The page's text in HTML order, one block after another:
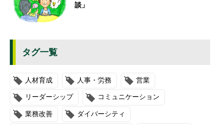
談」
タグ一覧
人材育成 人事・労務 営業
リーダーシップ コミュニケーション
業務改善 ダイバーシティ